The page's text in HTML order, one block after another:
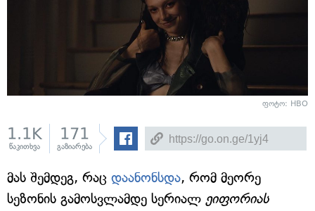
ფოტო: HBO
1.1K
წაკითხვა
171
გაზიარება
მას შემდეგ, რაც დაანონსდა, რომ მეორე
სეზონის გამოსვლამდე სერიალ ეიფორიას